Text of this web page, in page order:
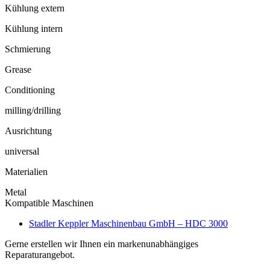
Kühlung extern
Kühlung intern
Schmierung
Grease
Conditioning
milling/drilling
Ausrichtung
universal
Materialien
Metal
Kompatible Maschinen
Stadler Keppler Maschinenbau GmbH – HDC 3000
Gerne erstellen wir Ihnen ein markenunabhängiges
Reparaturangebot.